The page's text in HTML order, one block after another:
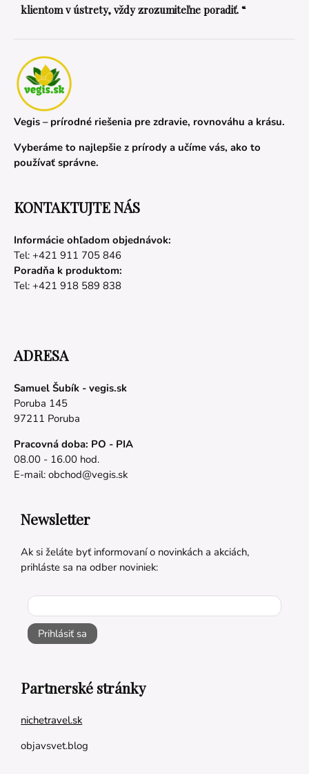
klientom v ústrety, vždy zrozumiteľne poradiť. “
Vegis – prírodné riešenia pre zdravie, rovnováhu a krásu.
Vyberáme to najlepšie z prírody a učíme vás, ako to
používať správne.
KONTAKTUJTE NÁS
Informácie ohľadom objednávok:
Tel: +421 911 705 846
Poradňa k produktom:
Tel: +421 918 589 838
ADRESA
Samuel Šubík - vegis.sk
Poruba 145
97211 Poruba
Pracovná doba: PO - PIA
08.00 - 16.00 hod.
E-mail: obchod@vegis.sk
Newsletter
Ak si želáte byť informovaní o novinkách a akciách,
prihláste sa na odber noviniek:
Prihlásiť sa
Partnerské stránky
nichetravel.sk
objavsvet.blog